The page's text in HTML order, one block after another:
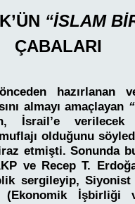
“İSLAM
ÇABALARI
hazırlanan
almayı amaçlayan
İsrail’e
olduğunu
etmişti. Sonunda
ve Recep T.
sergileyip, Siyonist
(Ekonomik İşbirliği